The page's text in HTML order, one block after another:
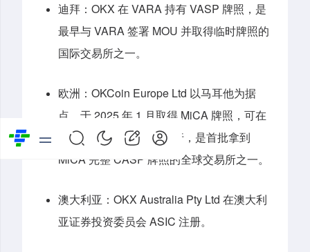
迪拜：OKX 在 VARA 持有 VASP 牌照，是
最早与 VARA 签署 MOU 并取得临时牌照的
国际交易所之一。
欧洲：OKCoin Europe Ltd 以马耳他为据
点，于 2025 年 1 月取得 MiCA 牌照，可在
30 个欧洲经济区国家通行，是首批拿到
MiCA 完整 CASP 牌照的全球交易所之一。
澳大利亚：OKX Australia Pty Ltd 在澳大利
亚证券投资委员会 ASIC 注册。